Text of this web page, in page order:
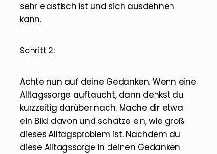
sehr elastisch ist und sich ausdehnen
kann.
Schritt 2:
Achte nun auf deine Gedanken. Wenn eine
Alltagssorge auftaucht, dann denkst du
kurzzeitig darüber nach. Mache dir etwa
ein Bild davon und schätze ein, wie groß
dieses Alltagsproblem ist. Nachdem du
diese Alltagssorge in deinen Gedanken